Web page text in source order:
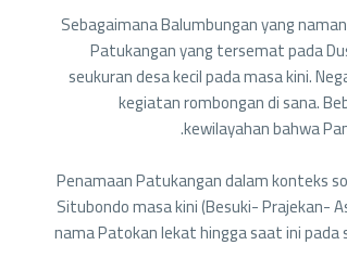
Sebagaimana Balumbungan yang
Patukangan yang tersemat pada
seukuran desa kecil pada masa kini.
kegiatan rombongan di sana.
kewilayahan bahwa
Penamaan Patukangan dalam konteks
Situbondo masa kini (Besuki- Prajekan-
nama Patokan lekat hingga saat ini